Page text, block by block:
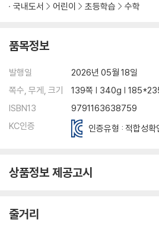
국내도서
어린이 초등학습 수학
품목정보
발행일
2026년 05월 18일
쪽수, 무게, 크기
139쪽 | 340g |
ISBN13
9791163638759
KC인증
인증유형 : 적합성확
상품정보 제공고시
줄거리